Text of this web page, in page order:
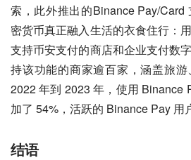
索，此外推出的Binance Pay/Card
密货币真正融入生活的衣食住行：
支持币安支付的商店和企业支付数
持该功能的商家逾百家，涵盖旅
2022 年到 2023 年，使用 Binance
加了 54%，活跃的 Binance Pay 用
结语